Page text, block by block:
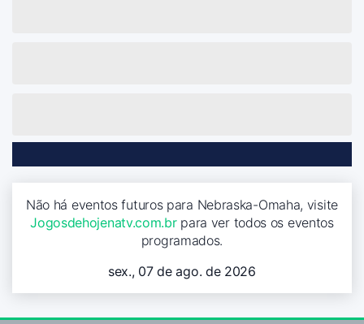
Não há eventos futuros para Nebraska-Omaha, visite
Jogosdehojenatv.com.brpara ver todos os eventos
programados.
sex., 07 de ago. de 2026